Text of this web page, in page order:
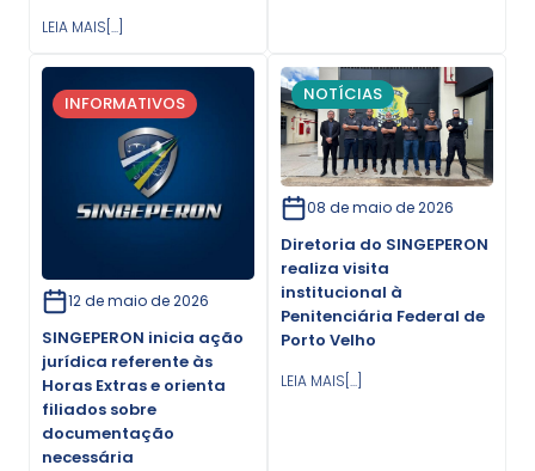
LEIA MAIS[...]
INFORMATIVOS
12 de maio de 2026
SINGEPERON inicia ação
jurídica referente às
Horas Extras e orienta
filiados sobre
documentação
necessária
NOTÍCIAS
08 de maio de 2026
Diretoria do SINGEPERON
realiza visita
institucional à
Penitenciária Federal de
Porto Velho
LEIA MAIS[...]